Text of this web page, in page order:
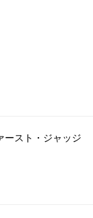
ースト・ジャッジ